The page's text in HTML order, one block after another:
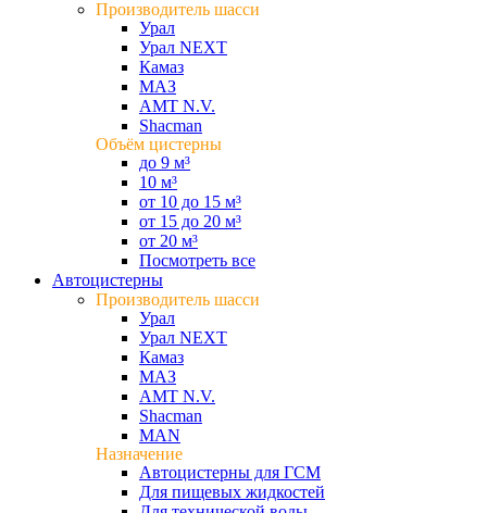
Производитель шасси
Урал
Урал NEXT
Камаз
МАЗ
AMT N.V.
Shacman
Объём цистерны
до 9 м³
10 м³
от 10 до 15 м³
от 15 до 20 м³
от 20 м³
Посмотреть все
Автоцистерны
Производитель шасси
Урал
Урал NEXT
Камаз
МАЗ
AMT N.V.
Shacman
MAN
Назначение
Автоцистерны для ГСМ
Для пищевых жидкостей